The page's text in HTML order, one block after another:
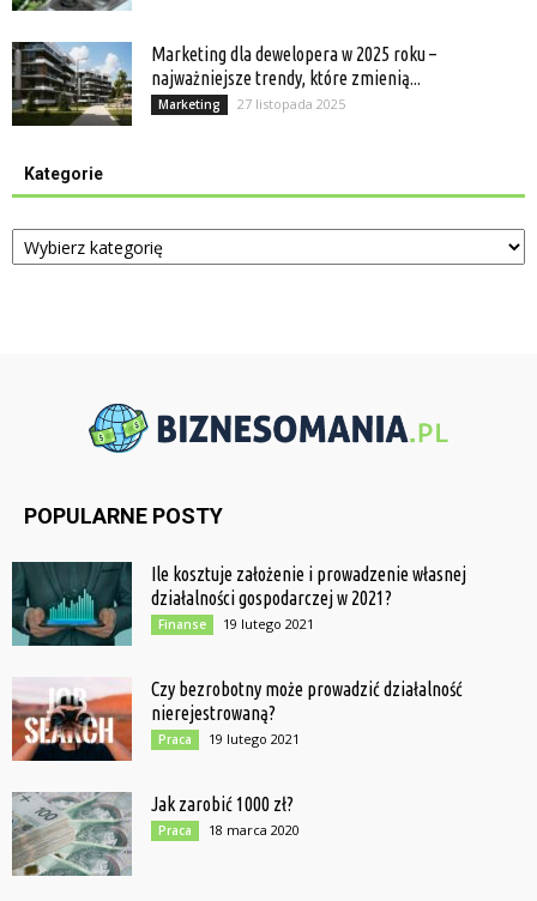
Marketing dla dewelopera w 2025 roku –
najważniejsze trendy, które zmienią...
Marketing 27 listopada 2025
Kategorie
Kategorie
POPULARNE POSTY
Ile kosztuje założenie i prowadzenie własnej
działalności gospodarczej w 2021?
Finanse 19 lutego 2021
Czy bezrobotny może prowadzić działalność
nierejestrowaną?
Praca 19 lutego 2021
Jak zarobić 1000 zł?
Praca 18 marca 2020